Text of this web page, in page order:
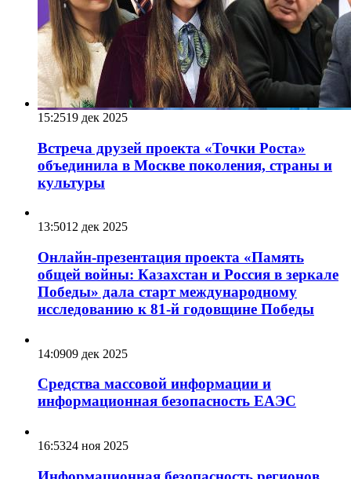
15:2519 дек 2025
Встреча друзей проекта «Точки Роста»
объединила в Москве поколения, страны и
культуры
13:5012 дек 2025
Онлайн-презентация проекта «Память
общей войны: Казахстан и Россия в зеркале
Победы» дала старт международному
исследованию к 81-й годовщине Победы
14:0909 дек 2025
Средства массовой информации и
информационная безопасность ЕАЭС
16:5324 ноя 2025